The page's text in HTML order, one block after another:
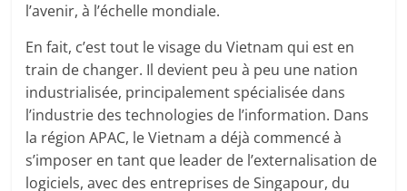
l’avenir, à l’échelle mondiale.
En fait, c’est tout le visage du Vietnam qui est en
train de changer. Il devient peu à peu une nation
industrialisée, principalement spécialisée dans
l’industrie des technologies de l’information. Dans
la région APAC, le Vietnam a déjà commencé à
s’imposer en tant que leader de l’externalisation de
logiciels, avec des entreprises de Singapour, du